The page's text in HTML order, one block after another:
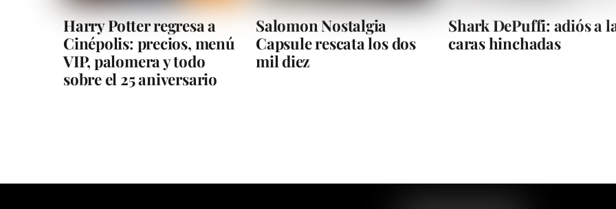
Harry Potter regresa a
Cinépolis: precios, menú
VIP, palomera y todo
sobre el 25 aniversario
Salomon Nostalgia
Capsule rescata los dos
mil diez
Shark DePuffi: adiós a
caras hinchadas